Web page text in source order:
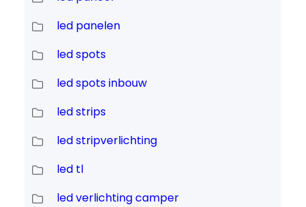
led panelen
led spots
led spots inbouw
led strips
led stripverlichting
led tl
led verlichting camper